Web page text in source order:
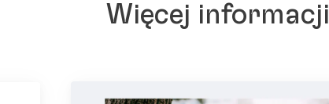
Więcej informacji